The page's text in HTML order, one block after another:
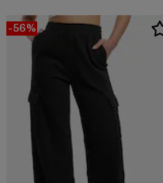
-56%